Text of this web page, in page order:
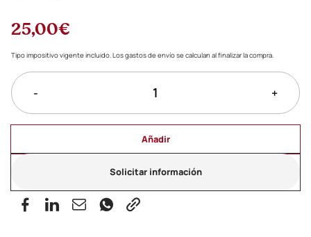
25,00€
Tipo impositivo vigente incluido. Los gastos de envío se calculan al finalizar la compra.
- +
Añadir
Solicitar información